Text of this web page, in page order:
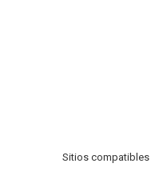
Sitios compatibles